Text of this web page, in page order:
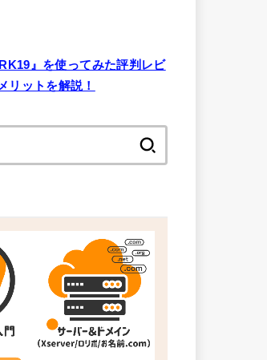
』を使ってみた評判レビ
リットを解説！